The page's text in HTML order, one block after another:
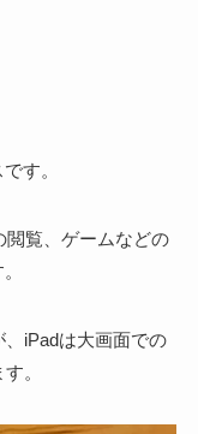
です。
閲覧、ゲームなどの
iPadは大画面での
。